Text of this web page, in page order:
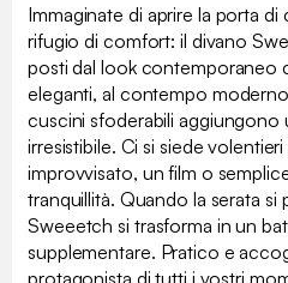
Immaginate di aprire la porta
rifugio di comfort: il divano
posti dal look contemporaneo
eleganti, al contempo
cuscini sfoderabili
irresistibile. Ci si siede
improvvisato, un film o
tranquillità. Quando la serata si
Sweeetch si trasforma in un
supplementare. Pratico e
protagonista di tutti i vostri